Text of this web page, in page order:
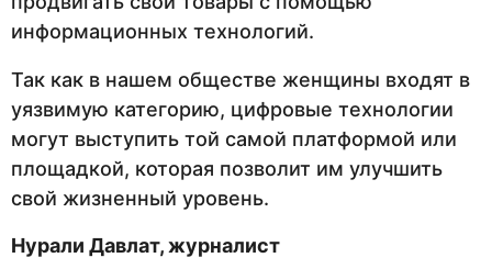
информационных технологий.
Так как в нашем обществе женщины входят в
уязвимую категорию, цифровые технологии
могут выступить той самой платформой или
площадкой, которая позволит им улучшить
свой жизненный уровень.
Нурали Давлат, журналист